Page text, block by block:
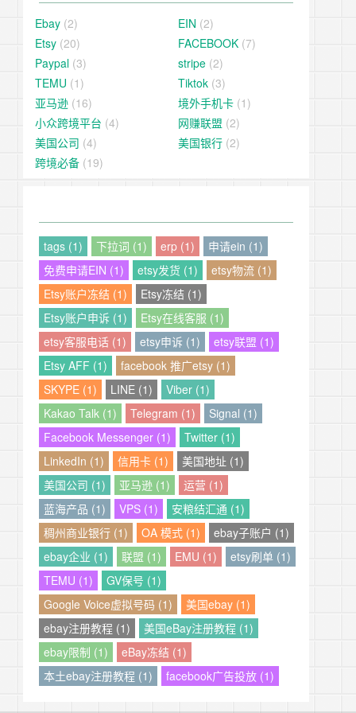
Ebay (2) EIN (2)
Etsy (20) FACEBOOK (7)
Paypal (3) stripe (2)
TEMU (1) Tiktok (3)
亚马逊 (16) 境外手机卡 (1)
小众跨境平台 (4) 网赚联盟 (2)
美国公司 (4) 美国银行 (2)
跨境必备 (19)
tags (1) 下拉词 (1) erp (1)
申请ein (1)
免费申请EIN (1)
etsy发货 (1)
etsy物流 (1)
Etsy账户冻结 (1)
Etsy冻结 (1)
Etsy账户申诉 (1)
Etsy在线客服 (1)
etsy客服电话 (1)
etsy申诉 (1)
etsy联盟 (1)
Etsy AFF (1)
facebook 推广etsy (1)
SKYPE (1)
LINE (1)
Viber (1)
Kakao Talk (1)
Telegram (1)
Signal (1)
Facebook Messenger (1)
Twitter (1)
LinkedIn (1)
信用卡 (1)
美国地址 (1)
美国公司 (1)
亚马逊 (1)
运营 (1)
蓝海产品 (1)
VPS (1)
安粮结汇通 (1)
稠州商业银行 (1)
OA 模式 (1)
ebay子账户 (1)
ebay企业 (1)
联盟 (1) EMU (1)
etsy刷单 (1)
TEMU (1)
GV保号 (1)
Google Voice虚拟号码 (1)
美国ebay (1)
ebay注册教程 (1)
美国eBay注册教程 (1)
ebay限制 (1)
eBay冻结 (1)
本土ebay注册教程 (1)
facebook广告投放 (1)